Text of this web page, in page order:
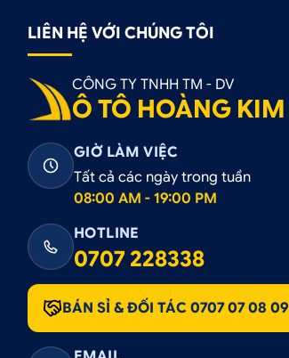
LIÊN HỆ VỚI CHÚNG TÔI
CÔNG TY TNHH TM - DV
Ô TÔ HOÀNG KIM
GIỜ LÀM VIỆC
Tất cả các ngày trong tuần
08:00 AM - 19:00 PM
HOTLINE
0707 228338
BÁN SỈ & ĐỐI TÁC 0707 07 08 09